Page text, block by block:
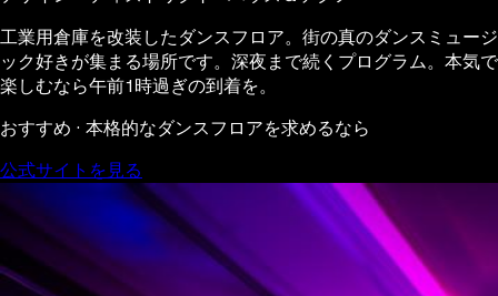
工業用倉庫を改装したダンスフロア。街の真のダンスミュージ
ック好きが集まる場所です。深夜まで続くプログラム。本気で
楽しむなら午前1時過ぎの到着を。
おすすめ · 本格的なダンスフロアを求めるなら
公式サイトを見る